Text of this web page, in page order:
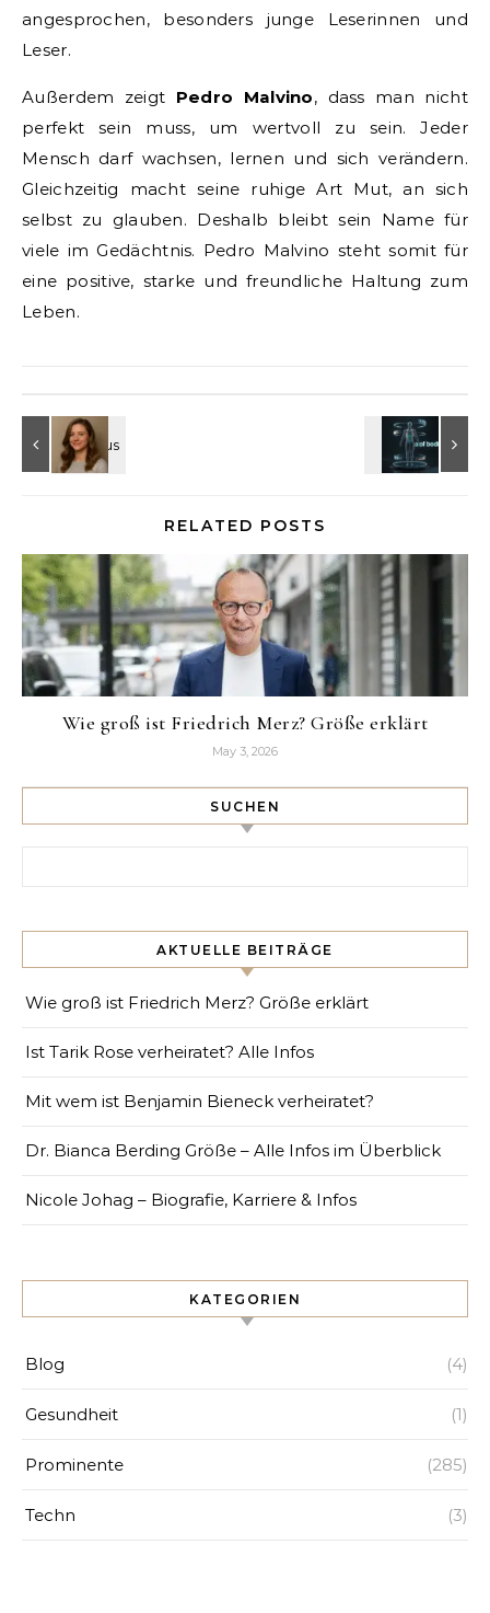
angesprochen, besonders junge Leserinnen und
Leser.
Außerdem zeigt Pedro Malvino, dass man nicht
perfekt sein muss, um wertvoll zu sein. Jeder
Mensch darf wachsen, lernen und sich verändern.
Gleichzeitig macht seine ruhige Art Mut, an sich
selbst zu glauben. Deshalb bleibt sein Name für
viele im Gedächtnis. Pedro Malvino steht somit für
eine positive, starke und freundliche Haltung zum
Leben.
RELATED POSTS
Wie groß ist Friedrich Merz? Größe erklärt
May 3, 2026
SUCHEN
AKTUELLE BEITRÄGE
Wie groß ist Friedrich Merz? Größe erklärt
Ist Tarik Rose verheiratet? Alle Infos
Mit wem ist Benjamin Bieneck verheiratet?
Dr. Bianca Berding Größe – Alle Infos im Überblick
Nicole Johag – Biografie, Karriere & Infos
KATEGORIEN
Blog (4)
Gesundheit (1)
Prominente (285)
Techn (3)